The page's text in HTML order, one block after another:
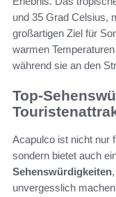
und 35 Grad Celsius,
großartigen Ziel für
warmen
während sie an den
Top-
Acapulco ist nicht nur
sondern bietet auch
Sehenswürdigkeiten
unvergesslich